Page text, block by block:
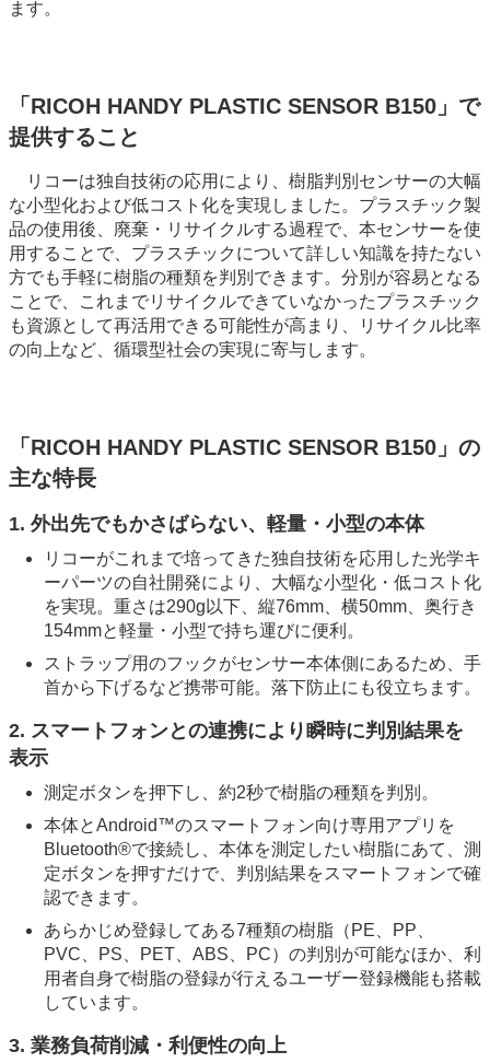
ます。
「RICOH HANDY PLASTIC SENSOR B150」で
提供すること
リコーは独自技術の応用により、樹脂判別センサーの大幅
な小型化および低コスト化を実現しました。プラスチック製
品の使用後、廃棄・リサイクルする過程で、本センサーを使
用することで、プラスチックについて詳しい知識を持たない
方でも手軽に樹脂の種類を判別できます。分別が容易となる
ことで、これまでリサイクルできていなかったプラスチック
も資源として再活用できる可能性が高まり、リサイクル比率
の向上など、循環型社会の実現に寄与します。
「RICOH HANDY PLASTIC SENSOR B150」の
主な特長
1. 外出先でもかさばらない、軽量・小型の本体
リコーがこれまで培ってきた独自技術を応用した光学キ
ーパーツの自社開発により、大幅な小型化・低コスト化
を実現。重さは290g以下、縦76mm、横50mm、奥行き
154mmと軽量・小型で持ち運びに便利。
ストラップ用のフックがセンサー本体側にあるため、手
首から下げるなど携帯可能。落下防止にも役立ちます。
2. スマートフォンとの連携により瞬時に判別結果を
表示
測定ボタンを押下し、約2秒で樹脂の種類を判別。
本体とAndroid™のスマートフォン向け専用アプリを
Bluetooth®で接続し、本体を測定したい樹脂にあて、測
定ボタンを押すだけで、判別結果をスマートフォンで確
認できます。
あらかじめ登録してある7種類の樹脂（PE、PP、
PVC、PS、PET、ABS、PC）の判別が可能なほか、利
用者自身で樹脂の登録が行えるユーザー登録機能も搭載
しています。
3. 業務負荷削減・利便性の向上